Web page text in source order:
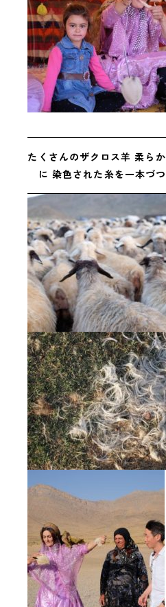
たくさんのザクロス羊 柔ら
に 染色された糸を一本づ